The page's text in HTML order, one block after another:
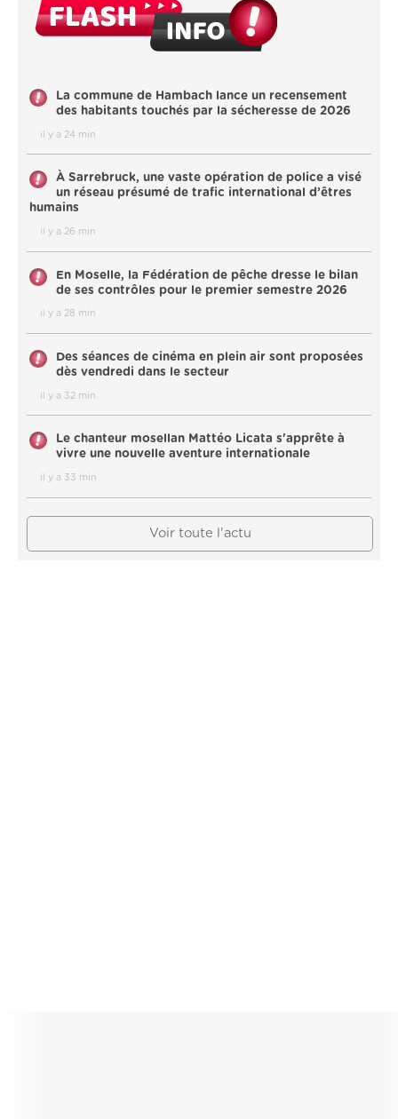
La commune de Hambach lance un recensement
des habitants touchés par la sécheresse de 2026
il y a 24 min
À Sarrebruck, une vaste opération de police a visé
un réseau présumé de trafic international d’êtres
humains
il y a 26 min
En Moselle, la Fédération de pêche dresse le bilan
de ses contrôles pour le premier semestre 2026
il y a 28 min
Des séances de cinéma en plein air sont proposées
dès vendredi dans le secteur
il y a 32 min
Le chanteur mosellan Mattéo Licata s'apprête à
vivre une nouvelle aventure internationale
il y a 33 min
Voir toute l'actu